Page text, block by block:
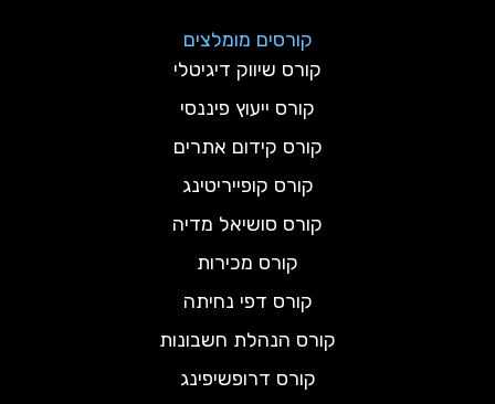
קורסים מומלצים
קורס שיווק דיגיטלי
קורס ייעוץ פיננסי
קורס קידום אתרים
קורס קופייריטינג
קורס סושיאל מדיה
קורס מכירות
קורס דפי נחיתה
קורס הנהלת חשבונות
קורס דרופשיפינג